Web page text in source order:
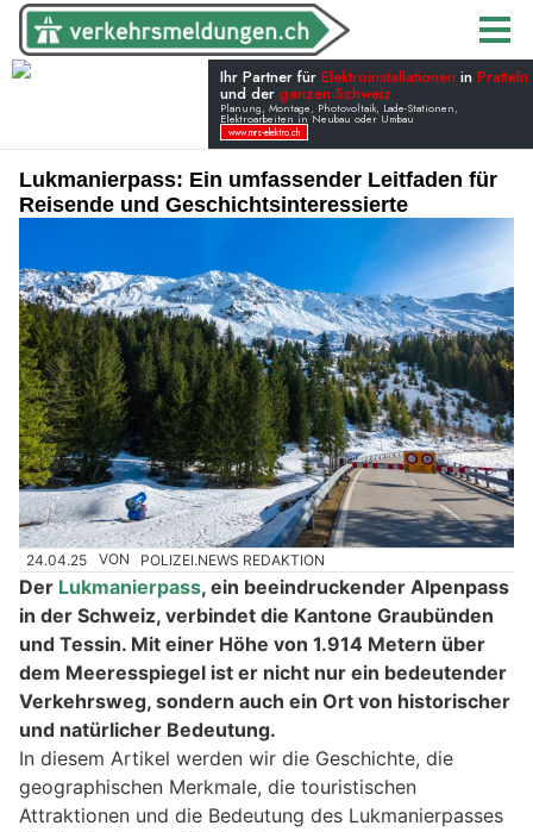
Lukmanierpass: Ein umfassender Leitfaden für
Reisende und Geschichtsinteressierte
24.04.25 VON POLIZEI.NEWS REDAKTION
Der Lukmanierpass, ein beeindruckender Alpenpass
in der Schweiz, verbindet die Kantone Graubünden
und Tessin. Mit einer Höhe von 1.914 Metern über
dem Meeresspiegel ist er nicht nur ein bedeutender
Verkehrsweg, sondern auch ein Ort von historischer
und natürlicher Bedeutung.
In diesem Artikel werden wir die Geschichte, die
geographischen Merkmale, die touristischen
Attraktionen und die Bedeutung des Lukmanierpasses